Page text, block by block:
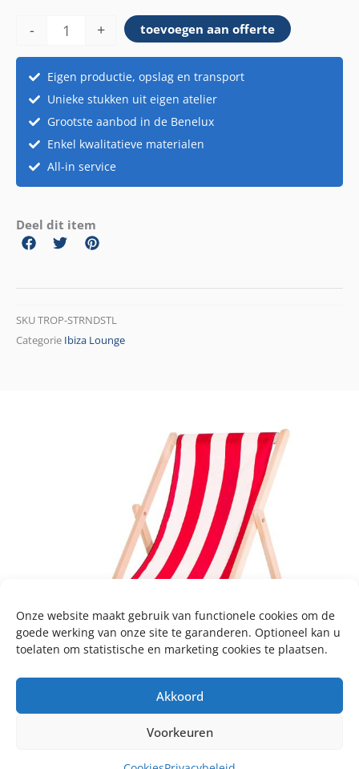
Onze website maakt gebruik van functionele cookies om de
goede werking van onze site te garanderen. Optioneel kan u
toelaten om statistische en marketing cookies te plaatsen.
Akkoord
Voorkeuren
- + toevoegen aan offerte
Eigen productie, opslag en transport
Unieke stukken uit eigen atelier
Grootste aanbod in de Benelux
Enkel kwalitatieve materialen
All-in service
Deel dit item
SKUTROP-STRNDSTL
Categorie Ibiza Lounge